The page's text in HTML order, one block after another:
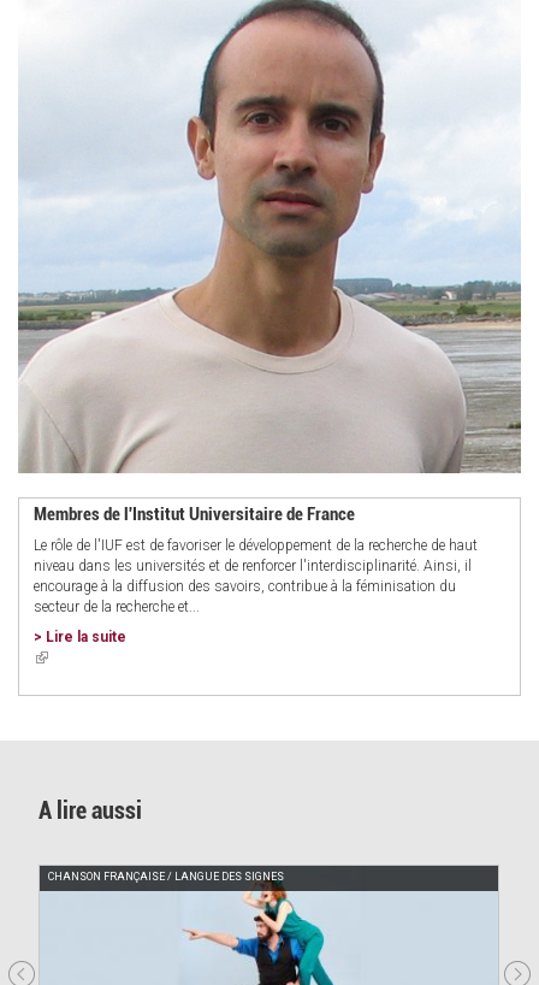
Membres de l'Institut Universitaire de France
Le rôle de l'IUF est de favoriser le développement de la recherche de haut
niveau dans les universités et de renforcer l'interdisciplinarité. Ainsi, il
encourage à la diffusion des savoirs, contribue à la féminisation du
secteur de la recherche et...
> Lire la suite
(link
external)
A lire aussi
CHANSON FRANÇAISE / LANGUE DES SIGNES